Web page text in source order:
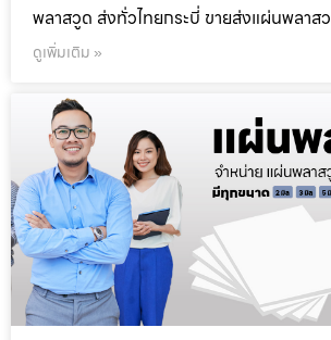
พลาสวูด ส่งทั่วไทยกระบี่ ขายส่งแผ่นพลาสว
ดูเพิ่มเติม »